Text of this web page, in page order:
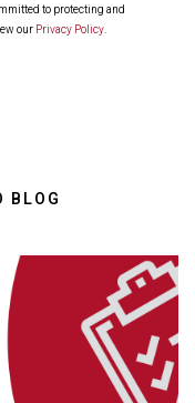
to protecting and
our Privacy Policy.
BLOG